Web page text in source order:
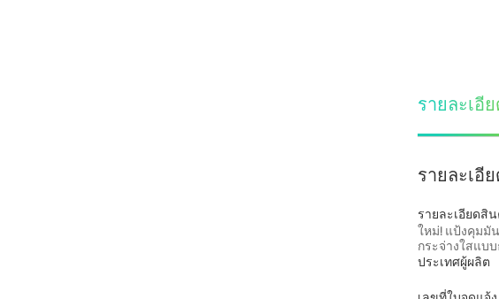
รายละเอี
รายละเอี
รายละเอียดสิ
ใหม่! แป้งคุมมั
กระจ่างใสแบ
ประเทศผู้ผลิต